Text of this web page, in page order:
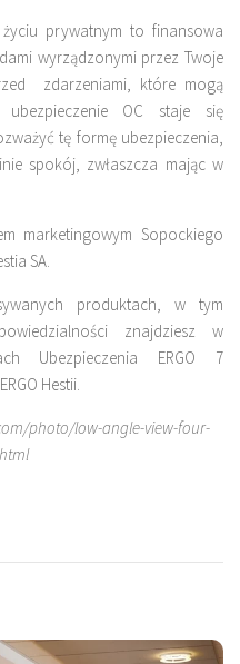
prywatnym to finansowa
wyrządzonymi przez Twoje
zdarzeniami, które mogą
OC staje się
tę formę ubezpieczenia,
spokój, zwłaszcza mając w
marketingowym Sopockiego
SA.
produktach, w tym
znajdziesz w
Ubezpieczenia ERGO 7
Hestii.
photo/low-angle-view-four-